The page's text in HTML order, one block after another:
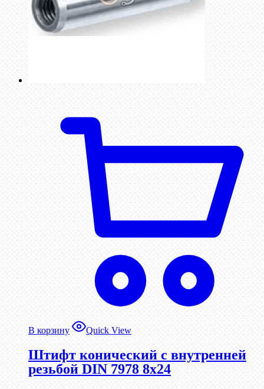
В корзину Quick View
Штифт конический с внутренней
резьбой DIN 7978 8х24